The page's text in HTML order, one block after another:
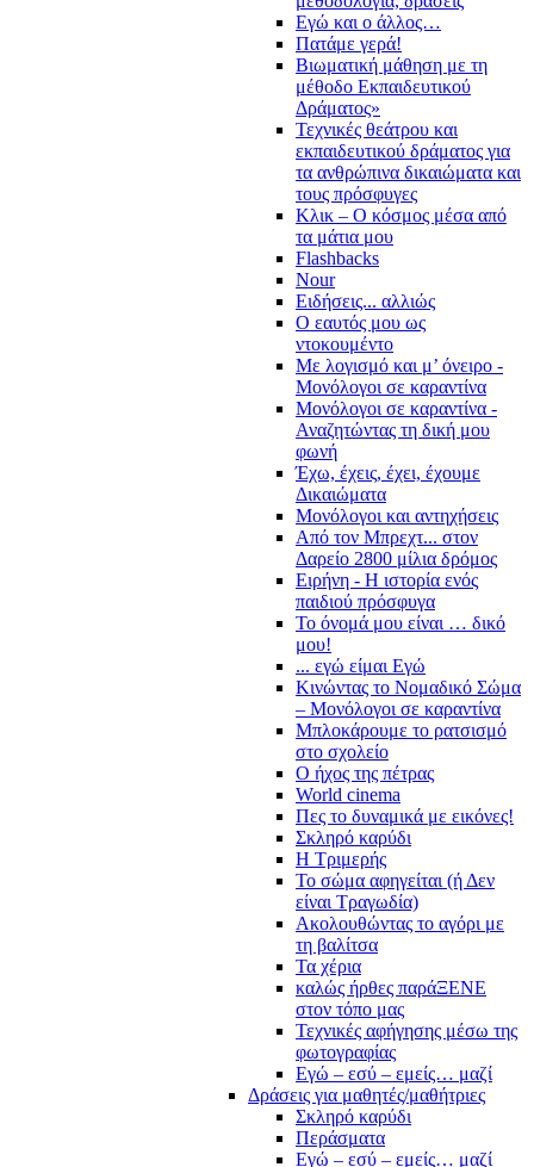
Εγώ και ο άλλος…
Πατάμε γερά!
Βιωματική μάθηση με τη
μέθοδο Εκπαιδευτικού
Δράματος»
Τεχνικές θεάτρου και
εκπαιδευτικού δράματος για
τα ανθρώπινα δικαιώματα και
τους πρόσφυγες
Κλικ – Ο κόσμος μέσα από
τα μάτια μου
Flashbacks
Nour
Ειδήσεις... αλλιώς
Ο εαυτός μου ως
ντοκουμέντο
Με λογισμό και μ’ όνειρο -
Μονόλογοι σε καραντίνα
Μονόλογοι σε καραντίνα -
Αναζητώντας τη δική μου
φωνή
Έχω, έχεις, έχει, έχουμε
Δικαιώματα
Μονόλογοι και αντηχήσεις
Από τον Μπρεχτ... στον
Δαρείο 2800 μίλια δρόμος
Ειρήνη - Η ιστορία ενός
παιδιού πρόσφυγα
Το όνομά μου είναι … δικό
μου!
... εγώ είμαι Εγώ
Κινώντας το Νομαδικό Σώμα
– Μονόλογοι σε καραντίνα
Μπλοκάρουμε το ρατσισμό
στο σχολείο
Ο ήχος της πέτρας
World cinema
Πες το δυναμικά με εικόνες!
Σκληρό καρύδι
Η Τριμερής
Το σώμα αφηγείται (ή Δεν
είναι Τραγωδία)
Ακολουθώντας το αγόρι με
τη βαλίτσα
Τα χέρια
καλώς ήρθες παράΞΕΝΕ
στον τόπο μας
Τεχνικές αφήγησης μέσω της
φωτογραφίας
Εγώ – εσύ – εμείς… μαζί
Δράσεις για μαθητές/μαθήτριες
Σκληρό καρύδι
Περάσματα
Εγώ – εσύ – εμείς… μαζί